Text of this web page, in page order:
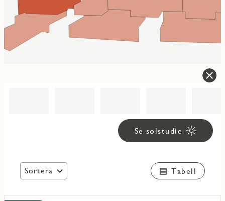
Se solstudie
Sortera Tabell